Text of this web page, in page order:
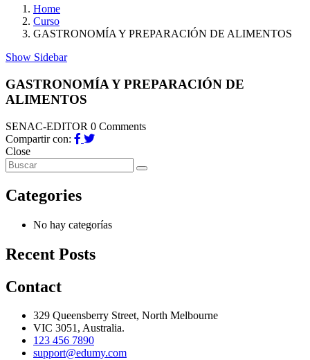
Home
Curso
GASTRONOMÍA Y PREPARACIÓN DE ALIMENTOS
Show Sidebar
GASTRONOMÍA Y PREPARACIÓN DE
ALIMENTOS
SENAC-EDITOR 0 Comments
Compartir con:
Close
Categories
No hay categorías
Recent Posts
Contact
329 Queensberry Street, North Melbourne
VIC 3051, Australia.
123 456 7890
support@edumy.com